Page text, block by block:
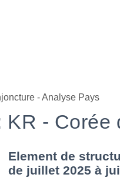
- Analyse Pays
KR - Corée
Element de
de juillet 2025 à